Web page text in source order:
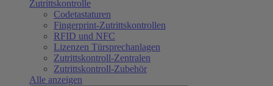
Zutrittskontrolle
Codetastaturen
Fingerprint-Zutrittskontrollen
RFID und NFC
Lizenzen Türsprechanlagen
Zutrittskontroll-Zentralen
Zutrittskontroll-Zubehör
Alle anzeigen